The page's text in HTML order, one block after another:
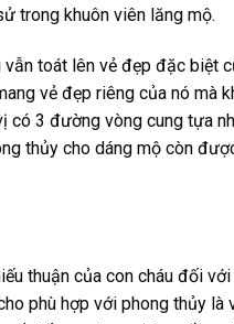
trong khuôn viên lăng mộ.
toát lên vẻ đẹp đặc biệt
vẻ đẹp riêng của nó mà
có 3 đường vòng cung tựa
thủy cho dáng mộ còn
thuận của con cháu đối với
phù hợp với phong thủy là